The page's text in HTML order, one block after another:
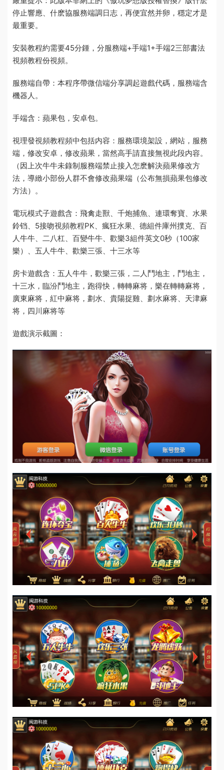
停止響應、什麽協服務端調日志，再便宜然并卵，穩定才是
最重要。
安裝教程約需要45分鍾，分服務端+手端1+手端2三部書法
視頻教程份視頻。
服務端自帶：本程序帶微信端分享調起遊戲代碼，服務端含
機器人。
手端含：蘋果包，安卓包。
視理發視頻教程頻中包括内容：服務環境架設，網站，服務
端，修改安卓，修改蘋果，當然高手請直接無視此段内容。
（因上次牛牛未錄制服務端禁止接入怎麽解決蘋果修改方
法，導緻小部份人群不會修改蘋果端（公布無損蘋果包修改
方法）。
電玩模式子遊戲含：飛禽走獸、千炮捕魚、連環奪寶、水果
鈴铛、5接吻視頻教程PK、瘋狂水果、德組件庫州撲克、百
人牛牛、二八杠、百變牛牛、歡樂3組件英文0秒（100家
樂）、五人牛牛、歡樂三張、十三水等
房卡遊戲含：五人牛牛，歡樂三張，二人鬥地主，鬥地主，
十三水，臨汾鬥地主，跑得快，轉轉麻将，樂在轉轉麻将，
廣東麻将，紅中麻将，劃水、貴陽捉雞、劃水麻将、天津麻
将，四川麻将等
遊戲演示截圖：